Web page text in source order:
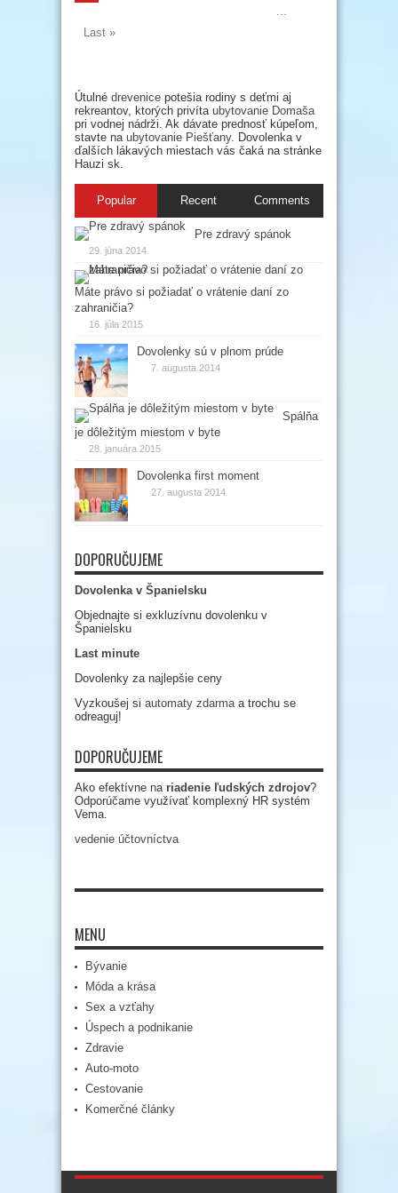
Last »
Útulné drevenice potešia rodiny s deťmi aj
rekreantov, ktorých privíta ubytovanie Domaša
pri vodnej nádrži. Ak dávate prednosť kúpeľom,
stavte na ubytovanie Piešťany. Dovolenka v
ďalších lákavých miestach vás čaká na stránke
Hauzi sk.
Popular Recent Comments
Pre zdravý spánok
29. júna 2014
Máte právo si požiadať o vrátenie daní zo
zahraničia?
16. júla 2015
Dovolenky sú v plnom prúde
7. augusta 2014
Spálňa
je dôležitým miestom v byte
28. januára 2015
Dovolenka first moment
27. augusta 2014
DOPORUČUJEME
Dovolenka v Španielsku
Objednajte si exkluzívnu dovolenku v
Španielsku
Last minute
Dovolenky za najlepšie ceny
Vyzkoušej si automaty zdarma a trochu se
odreaguj!
DOPORUČUJEME
Ako efektívne na riadenie ľudských zdrojov?
Odporúčame využívať komplexný HR systém
Vema.
vedenie účtovníctva
MENU
Bývanie
Móda a krása
Sex a vzťahy
Úspech a podnikanie
Zdravie
Auto-moto
Cestovanie
Komerčné články